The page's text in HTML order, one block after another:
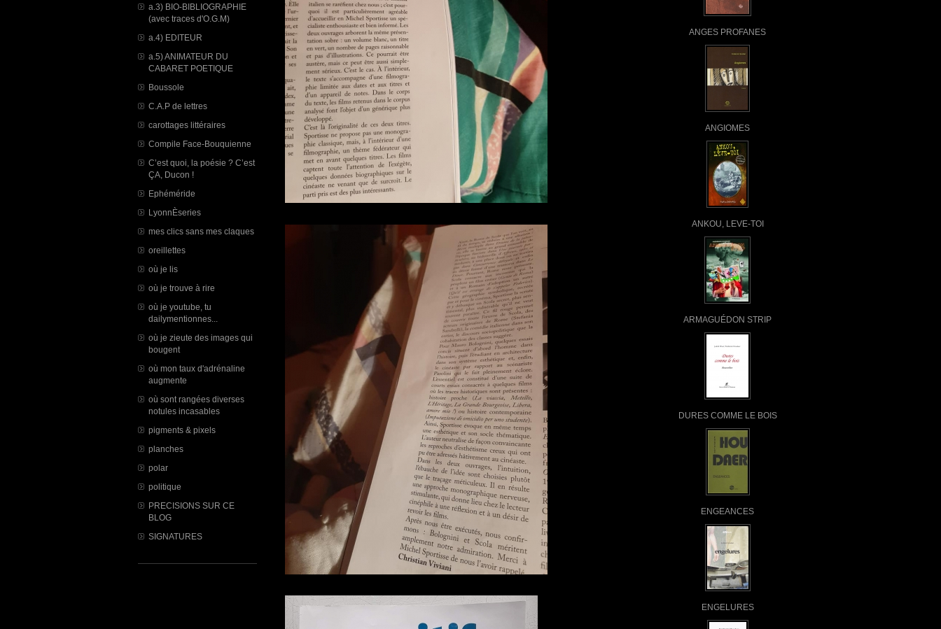
a.3) BIO-BIBLIOGRAPHIE
(avec traces d'O.G.M)
a.4) EDITEUR
a.5) ANIMATEUR DU
CABARET POETIQUE
Boussole
C.A.P de lettres
carottages littéraires
Compile Face-Bouquienne
C’est quoi, la poésie ? C’est
ÇA, Ducon !
Ephéméride
LyonnÈseries
mes clics sans mes claques
oreillettes
où je lis
où je trouve à rire
où je youtube, tu
dailymentionnes...
où je zieute des images qui
bougent
où mon taux d'adrénaline
augmente
où sont rangées diverses
notules incasables
pigments & pixels
planches
polar
politique
PRECISIONS SUR CE
BLOG
SIGNATURES
ANGES PROFANES
ANGIOMES
ANKOU, LEVE-TOI
ARMAGUÉDON STRIP
DURES COMME LE BOIS
ENGEANCES
ENGELURES